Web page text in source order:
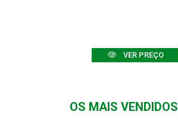
VER PREÇO
OS MAIS VENDIDOS